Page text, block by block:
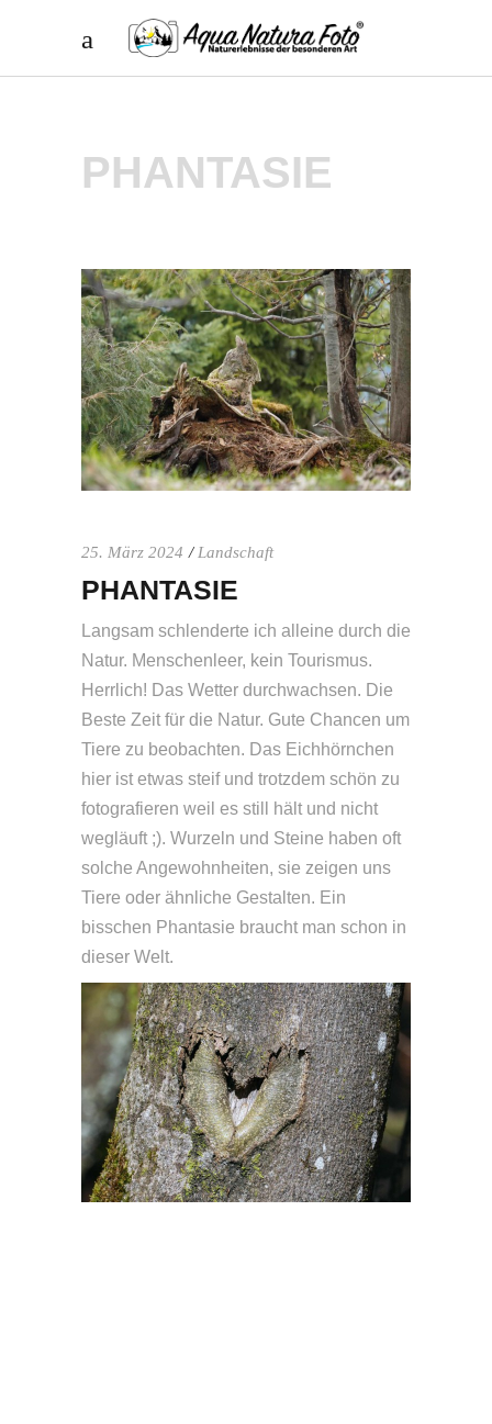
PHANTASIE
25. März 2024 Landschaft
PHANTASIE
Langsam schlenderte ich alleine durch die
Natur. Menschenleer, kein Tourismus.
Herrlich! Das Wetter durchwachsen. Die
Beste Zeit für die Natur. Gute Chancen um
Tiere zu beobachten. Das Eichhörnchen
hier ist etwas steif und trotzdem schön zu
fotografieren weil es still hält und nicht
wegläuft ;). Wurzeln und Steine haben oft
solche Angewohnheiten, sie zeigen uns
Tiere oder ähnliche Gestalten. Ein
bisschen Phantasie braucht man schon in
dieser Welt.